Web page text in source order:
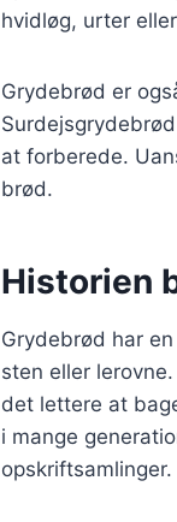
hvidløg, urter
Grydebrød er
at forberede.
brød.
Historien
Grydebrød har
sten eller
det lettere at
i mange
opskriftsamlinger.